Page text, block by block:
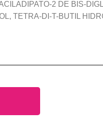
2 DE BIS-
TETRA-DI-T-BUTIL